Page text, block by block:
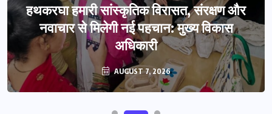
हथकरघा हमारी सांस्कृतिक विरासत, संरक्षण और
नवाचार से मिलेगी नई पहचान: मुख्य विकास
अधिकारी
AUGUST 7, 2026